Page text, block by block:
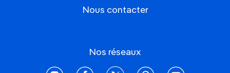
Nous contacter
Nos réseaux